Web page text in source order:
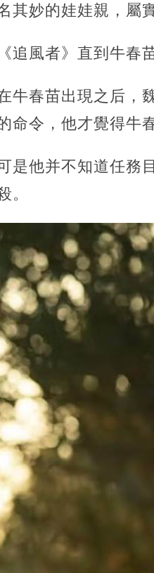
其妙的娃娃親，屬
《追風者》直到牛春
牛春苗出現之后，
命令，他才覺得牛
是他并不知道任務
。